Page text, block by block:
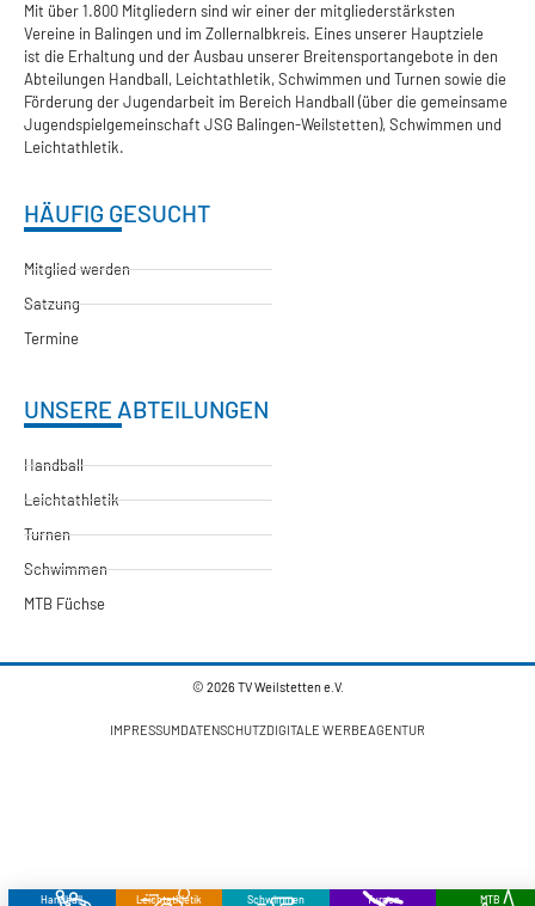
Mit über 1.800 Mitgliedern sind wir einer der mitgliederstärksten
Vereine in Balingen und im Zollernalbkreis. Eines unserer Hauptziele
ist die Erhaltung und der Ausbau unserer Breitensportangebote in den
Abteilungen Handball, Leichtathletik, Schwimmen und Turnen sowie die
Förderung der Jugendarbeit im Bereich Handball (über die gemeinsame
Jugendspielgemeinschaft JSG Balingen-Weilstetten), Schwimmen und
Leichtathletik.
HÄUFIG GESUCHT
Mitglied werden
Satzung
Termine
UNSERE ABTEILUNGEN
Handball
Leichtathletik
Turnen
Schwimmen
MTB Füchse
© 2026 TV Weilstetten e.V.
IMPRESSUMDATENSCHUTZDIGITALE WERBEAGENTUR
Handball Leichtathletik Schwimmen Turnen MTB